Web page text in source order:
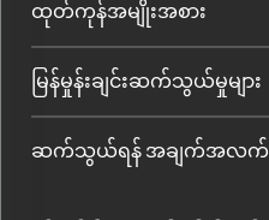
ထုတ်ကုန်အမျိုးအစား
မြန်မှုန်းချင်းဆက်သွယ်မှုများ
ဆက်သွယ်ရန် အချက်အလက်